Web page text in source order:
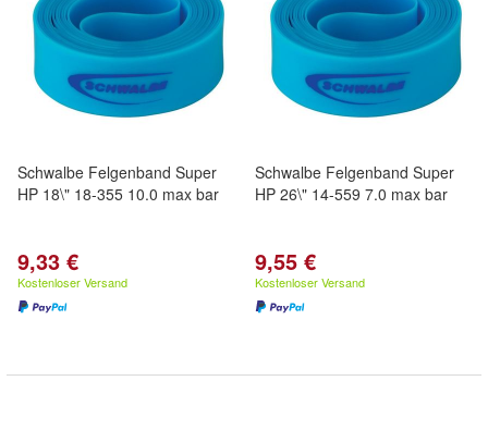
Schwalbe Felgenband Super
HP 18\" 18-355 10.0 max bar
9,33 €
Kostenloser Versand
Schwalbe Felgenband Super
HP 26\" 14-559 7.0 max bar
9,55 €
Kostenloser Versand